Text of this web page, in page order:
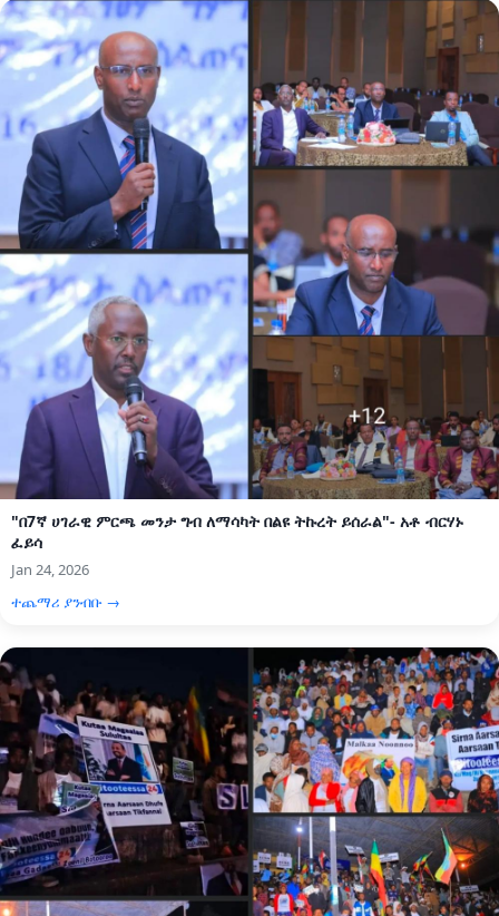
"በ7ኛ ሀገራዊ ምርጫ መንታ ግብ ለማሳካት በልዩ ትኩረት ይሰራል"- አቶ ብርሃኑ
ፈይሳ
Jan 24, 2026
ተጨማሪ ያንብቡ →